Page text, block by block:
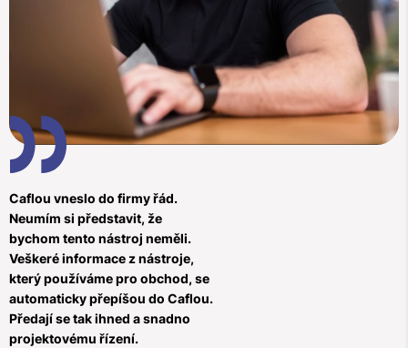
Caflou vneslo do firmy řád.
Neumím si představit, že
bychom tento nástroj neměli.
Veškeré informace z nástroje,
který používáme pro obchod, se
automaticky přepíšou do Caflou.
Předají se tak ihned a snadno
projektovému řízení.